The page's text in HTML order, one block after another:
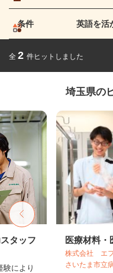
条件 英語を活
全 2 件ヒットしました
埼玉県の
タッフ
により
医療材料・
株式会社 エ
さいたま市立